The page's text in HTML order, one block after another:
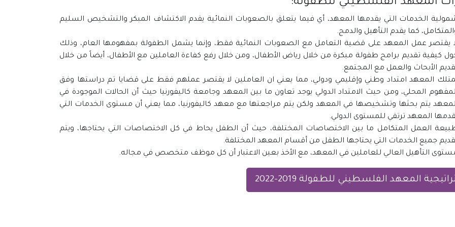
المعهد الفلسطيني للطفولة:‏
الخدمات التي يقدمها المعهد، أي فيما يتعلق بالصعوبات النمائية يقدم الاكتشاف المبكر ‏والتشخيص السليم
كما يقدم التأهيل والدمج.
يقتصر عمل المعهد على قضية التعامل مع الصعوبات النمائية فقط، وإنما يشمل الطفولة بمفهومها ‏العام، وذلك
كيفية تقديم برامج طفولة مبكرة من خلال رياض الأطفال، ومن خلال رفع كفاءة ‏العاملين مع الأطفال، أيضاً من خلال
الأبحاث والعمل مع المجتمع.‏
المعهد امتداد وطني وإقليمي ودولي، مما يعني ان العاملين لا يقتصر عملهم فقط على قضايا ‏تم دراستها وفق
المحلي، ومن حيث الامتداد الدولي يوجد تعاون ما بين المعهد وجامعة ‏كاليفورنيا حيث أن الحالات الموجودة في
يتم بحثها وتشخيصها في المعهد ولكن يتم مراجعتها ‏مع معهد كاليفورنيا، مما يعني أن مستوى الخدمات التي
المعهد ترتقي للمستوى الدولي.‏
العمل المتكامل ما بين الاختصاصات المختلفة، حيث أن الطفل يحاط في كل الاختصاصات ‏التي يحتاجها، ويتم
جميع الخدمات التي يحتاجها الطفل من أقسام المعهد المختلفة.
التأهيل العالي للعاملين في المعهد، مع الأخذ بعين الاعتبار أن كل موظف متخصص في ‏مجاله.
المعهد الفلسطيني للطفولة 2019-2022